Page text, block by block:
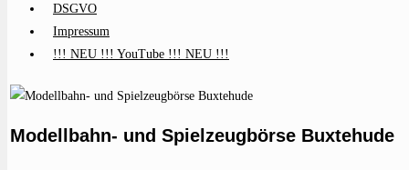
DSGVO
Impressum
!!! NEU !!! YouTube !!! NEU !!!
Modellbahn- und Spielzeugbörse Buxtehude